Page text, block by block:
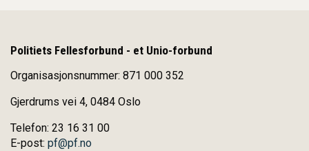
Politiets Fellesforbund - et Unio-forbund
Organisasjonsnummer: 871 000 352
Gjerdrums vei 4, 0484 Oslo
Telefon: 23 16 31 00
E-post: pf@pf.no